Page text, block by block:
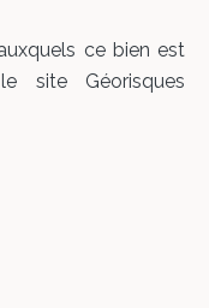
ce bien est
site Géorisques